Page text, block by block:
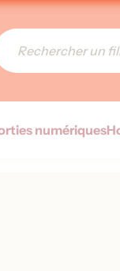
numériques